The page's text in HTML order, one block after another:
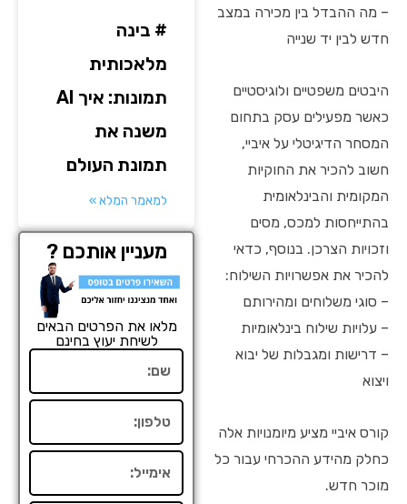
– מה ההבדל בין מכירה במצב
חדש לבין יד שנייה
היבטים משפטיים ולוגיסטיים
כאשר מפעילים עסק בתחום
המסחר הדיגיטלי על איביי,
חשוב להכיר את החוקיות
המקומית והבינלאומית
בהתייחסות למכס, מסים
וזכויות הצרכן. בנוסף, כדאי
להכיר את אפשרויות השילוח:
– סוגי משלוחים ומהירותם
– עלויות שילוח בינלאומיות
– דרישות ומגבלות של יבוא
ויצוא
קורס איביי מציע מיומנויות אלה
כחלק מהידע ההכרחי עבור כל
מוכר חדש.
# בינה
מלאכותית
תמונות: איך AI
משנה את
תמונת העולם
למאמר המלא »
מעניין אותכם ?
מלאו את הפרטים הבאים
לשיחת יעוץ בחינם